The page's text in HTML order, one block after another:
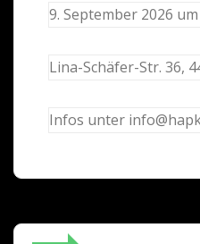
9. September 2026
Lina-Schäfer-Str. 36,
Infos unter